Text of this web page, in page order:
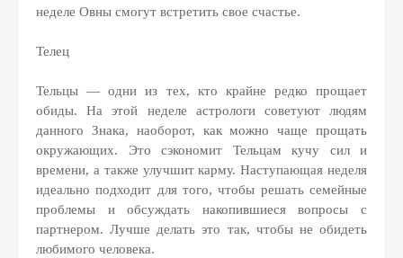
неделе Овны смогут встретить свое счастье.
Телец
Тельцы — одни из тех, кто крайне редко прощает
обиды. На этой неделе астрологи советуют людям
данного Знака, наоборот, как можно чаще прощать
окружающих. Это сэкономит Тельцам кучу сил и
времени, а также улучшит карму. Наступающая неделя
идеально подходит для того, чтобы решать семейные
проблемы и обсуждать накопившиеся вопросы с
партнером. Лучше делать это так, чтобы не обидеть
любимого человека.